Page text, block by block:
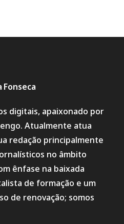
Fonseca
digitais, apaixonado por
Atualmente atua
redação principalmente
no âmbito
ênfase na baixada
de formação e um
de renovação; somos